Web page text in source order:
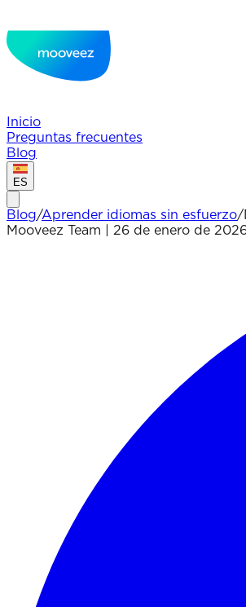
Inicio
Preguntas frecuentes
Blog
ES
Blog/Aprender idiomas sin esfuerzo/
Mooveez Team
26 de enero de